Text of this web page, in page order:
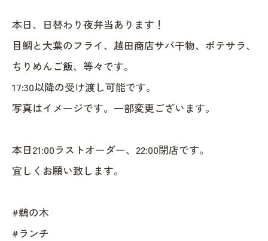
本日、日替わり夜弁当あります！
目鯛と大葉のフライ、越田商店サバ干物、ポテサラ、
ちりめんご飯、等々です。
17:30以降の受け渡し可能です。
写真はイメージです。一部変更ございます。
本日21:00ラストオーダー、22:00閉店です。
宜しくお願い致します。
#鵜の木
#ランチ